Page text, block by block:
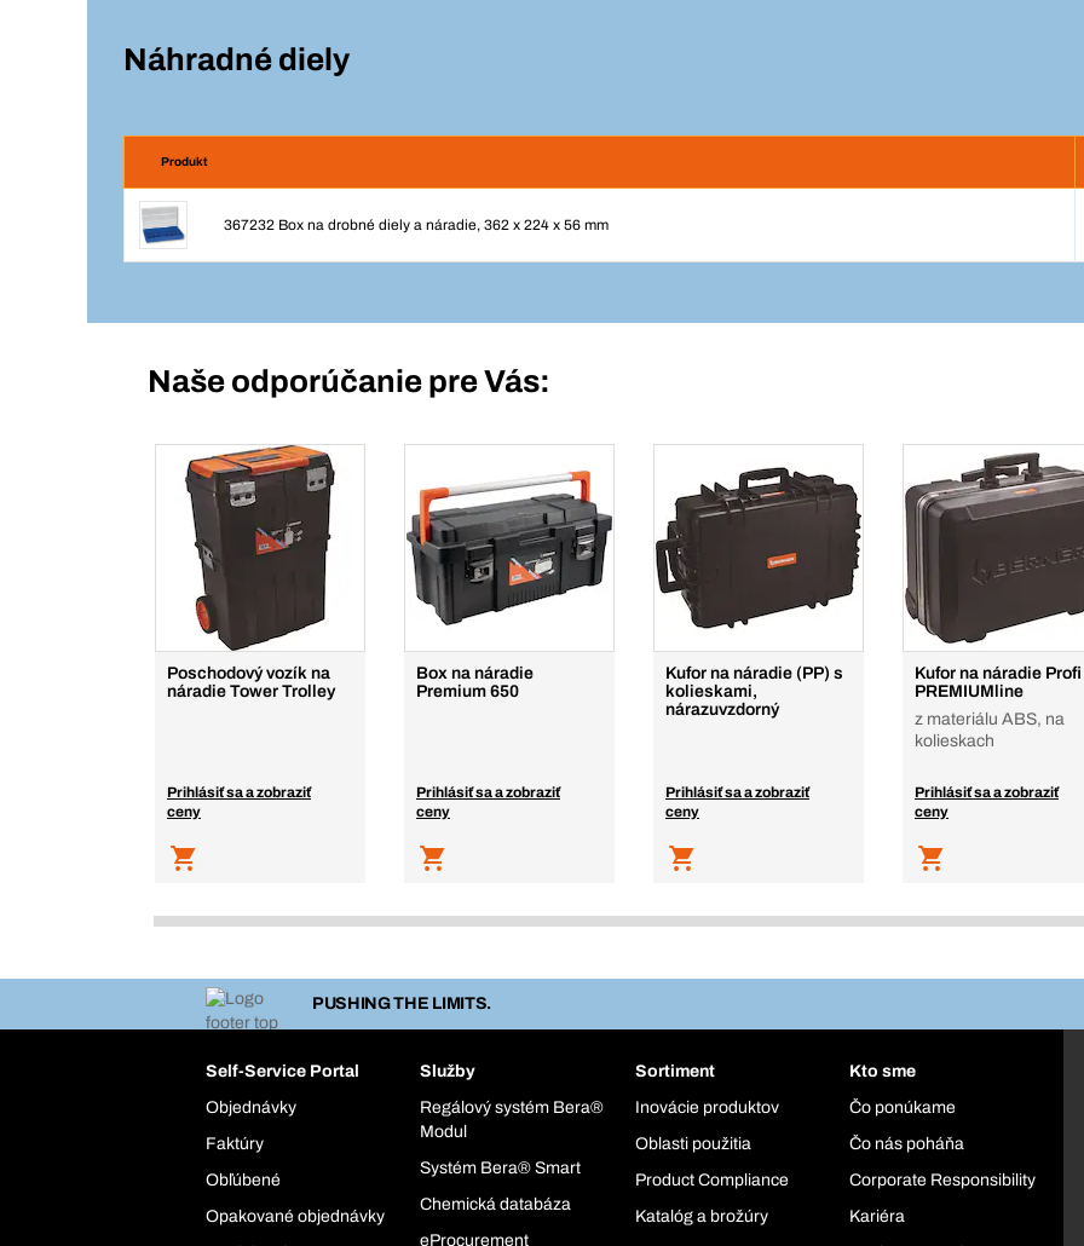
Náhradné diely
Produkt
367232 Box na drobné diely a náradie, 362 x 224 x 56 mm
Naše odporúčanie pre Vás:
Poschodový vozík na
náradie Tower Trolley
Prihlásiť sa a zobraziť
ceny
Box na náradie
Premium 650
Prihlásiť sa a zobraziť
ceny
Kufor na náradie (PP) s
kolieskami,
nárazuvzdorný
Prihlásiť sa a zobraziť
ceny
Kufor na náradie Profi
PREMIUMline
z materiálu ABS, na
kolieskach
Prihlásiť sa a zobraziť
ceny
PUSHING THE LIMITS.
Self-Service Portal
Objednávky
Faktúry
Obľúbené
Opakované objednávky
Služby
Regálový systém Bera®
Modul
Systém Bera® Smart
Chemická databáza
eProcurement
Sortiment
Inovácie produktov
Oblasti použitia
Product Compliance
Katalóg a brožúry
Kto sme
Čo ponúkame
Čo nás poháňa
Corporate Responsibility
Kariéra